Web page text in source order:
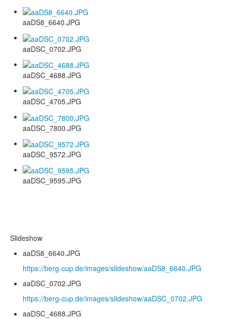
aaDS8_6640.JPG
aaDSC_0702.JPG
aaDSC_4688.JPG
aaDSC_4705.JPG
aaDSC_7800.JPG
aaDSC_9572.JPG
aaDSC_9595.JPG
Slideshow
aaDS8_6640.JPG
https://berg-cup.de/images/slideshow/aaDS8_6640.JPG
aaDSC_0702.JPG
https://berg-cup.de/images/slideshow/aaDSC_0702.JPG
aaDSC_4688.JPG